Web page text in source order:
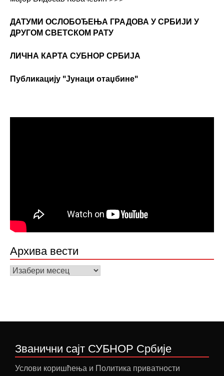
ДАТУМИ ОСЛОБОЂЕЊА ГРАДОВА У СРБИЈИ У
ДРУГОМ СВЕТСКОМ РАТУ
ЛИЧНА КАРТА СУБНОР СРБИЈА
Публикацију "Јунаци отаџбине"
Архива вести
Архива
Званични сајт СУБНОР Србије
Услови коришћења и Политика приватности